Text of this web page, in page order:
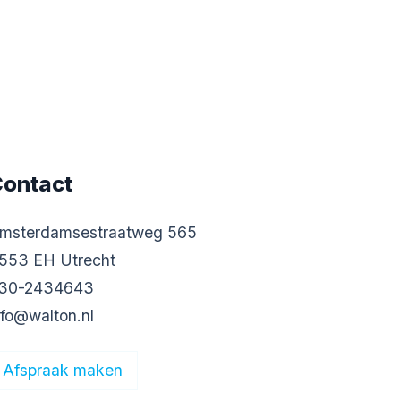
565
EH Utrecht
2434643
Afspraak maken